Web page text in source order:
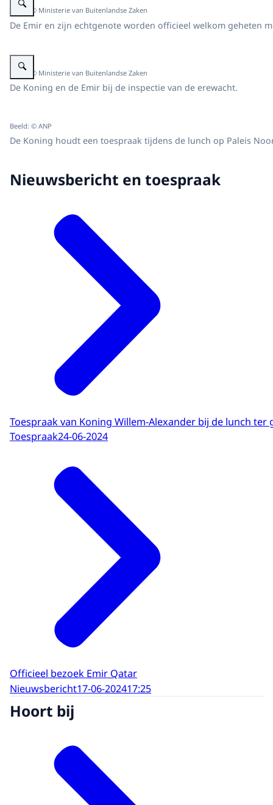
Beeld: © Ministerie van Buitenlandse Zaken
De Emir en zijn echtgenote worden officieel welkom geheten
Vergroot afbeelding Koning en Emir van Qatar
Beeld: © Ministerie van Buitenlandse Zaken
De Koning en de Emir bij de inspectie van de erewacht.
Beeld: © ANP
De Koning houdt een toespraak tijdens de lunch op Paleis
Nieuwsbericht en toespraak
Toespraak van Koning Willem-Alexander bij de lunch
Toespraak24-06-2024
Officieel bezoek Emir Qatar
Nieuwsbericht17-06-202417:25
Hoort bij